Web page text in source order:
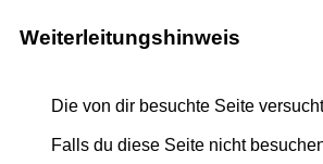
Weiterleitungshinweis
Die von dir besuchte Seite
Falls du diese Seite nicht